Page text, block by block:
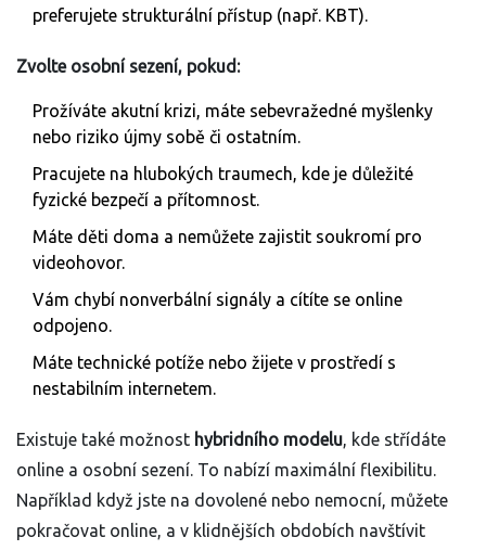
preferujete strukturální přístup (např. KBT).
Zvolte osobní sezení, pokud:
Prožíváte akutní krizi, máte sebevražedné myšlenky
nebo riziko újmy sobě či ostatním.
Pracujete na hlubokých traumech, kde je důležité
fyzické bezpečí a přítomnost.
Máte děti doma a nemůžete zajistit soukromí pro
videohovor.
Vám chybí nonverbální signály a cítíte se online
odpojeno.
Máte technické potíže nebo žijete v prostředí s
nestabilním internetem.
Existuje také možnost hybridního modelu, kde střídáte
online a osobní sezení. To nabízí maximální flexibilitu.
Například když jste na dovolené nebo nemocní, můžete
pokračovat online, a v klidnějších obdobích navštívit